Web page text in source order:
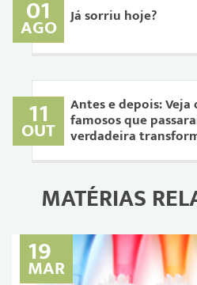
01
AGO Já sorriu hoje?
11
OUT
Antes e depois: Veja
famosos que
verdadeira
MATÉRIAS
19
MAR